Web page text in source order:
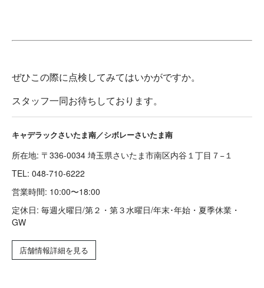
ぜひこの際に点検してみてはいかがですか。
スタッフ一同お待ちしております。
キャデラックさいたま南／シボレーさいたま南
所在地: 〒336-0034 埼玉県さいたま市南区内谷１丁目７−１
TEL: 048-710-6222
営業時間: 10:00〜18:00
定休日: 毎週火曜日/第２・第３水曜日/年末･年始・夏季休業・
GW
店舗情報詳細を見る